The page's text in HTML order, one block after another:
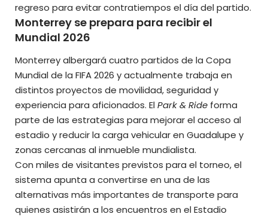
regreso para evitar contratiempos el día del partido.
Monterrey se prepara para recibir el
Mundial 2026
Monterrey albergará cuatro partidos de la Copa
Mundial de la FIFA 2026 y actualmente trabaja en
distintos proyectos de movilidad, seguridad y
experiencia para aficionados. ElPark & Ride forma
parte de las estrategias para mejorar el acceso al
estadio y reducir la carga vehicular en Guadalupe y
zonas cercanas al inmueble mundialista.
Con miles de visitantes previstos para el torneo, el
sistema apunta a convertirse en una de las
alternativas más importantes de transporte para
quienes asistirán a los encuentros en el Estadio